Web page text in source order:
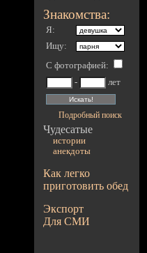
Знакомства:
Я:
Ищу:
С фотографией:
-
лет
Подробный поиск
Чудесатые
истории
анекдоты
Как легко
приготовить обед
Экспорт
Для СМИ